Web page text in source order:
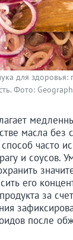
для здоровья:
Фото:
масла без
часто
и соусов.
его
за
после